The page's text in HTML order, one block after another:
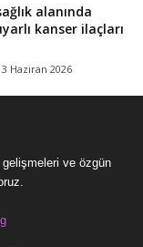
alanında
kanser ilaçları
3 Haziran 2026
gelişmeleri ve özgün